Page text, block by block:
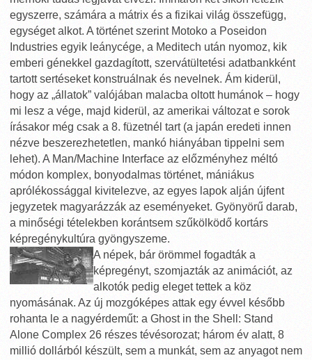
egyszerre, számára a mátrix és a fizikai világ összefügg,
egységet alkot. A történet szerint Motoko a Poseidon
Industries egyik leánycége, a Meditech után nyomoz, kik
emberi génekkel gazdagított, szervátültetési adatbankként
tartott sertéseket konstruálnak és nevelnek. Ám kiderül,
hogy az „állatok” valójában malacba oltott humánok – hogy
mi lesz a vége, majd kiderül, az amerikai változat e sorok
írásakor még csak a 8. füzetnél tart (a japán eredeti innen
nézve beszerezhetetlen, mankó hiányában tippelni sem
lehet). A Man/Machine Interface az előzményhez méltó
módon komplex, bonyodalmas történet, mániákus
aprólékossággal kivitelezve, az egyes lapok alján újfent
jegyzetek magyarázzák az eseményeket. Gyönyörű darab,
a minőségi tételekben korántsem szűkölködő kortárs
képregénykultúra gyöngyszeme.
A népek, bár örömmel fogadták a
képregényt, szomjazták az animációt, az
alkotók pedig eleget tettek a köz
nyomásának. Az új mozgóképes attak egy évvel később
rohanta le a nagyérdeműt: a Ghost in the Shell: Stand
Alone Complex 26 részes tévésorozat; három év alatt, 8
millió dollárból készült, sem a munkát, sem az anyagot nem